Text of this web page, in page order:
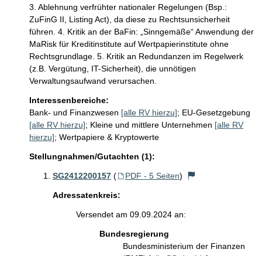
3. Ablehnung verfrühter nationaler Regelungen (Bsp.:
ZuFinG II, Listing Act), da diese zu Rechtsunsicherheit
führen. 4. Kritik an der BaFin: „Sinngemäße“ Anwendung der
MaRisk für Kreditinstitute auf Wertpapierinstitute ohne
Rechtsgrundlage. 5. Kritik an Redundanzen im Regelwerk
(z.B. Vergütung, IT-Sicherheit), die unnötigen
Verwaltungsaufwand verursachen.
Interessenbereiche:
Bank- und Finanzwesen [alle RV hierzu]; EU-Gesetzgebung
[alle RV hierzu]; Kleine und mittlere Unternehmen [alle RV
hierzu]; Wertpapiere & Kryptowerte
Stellungnahmen/Gutachten (1):
SG2412200157 ( PDF - 5 Seiten)
Adressatenkreis:
Versendet am 09.09.2024 an:
Bundesregierung
Bundesministerium der Finanzen